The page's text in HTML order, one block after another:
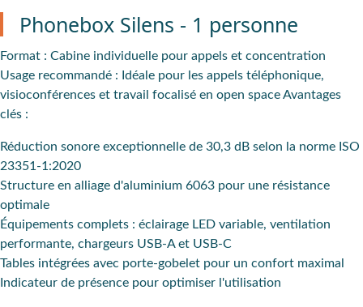
Phonebox Silens - 1 personne
Format : Cabine individuelle pour appels et concentration
Usage recommandé : Idéale pour les appels téléphonique,
visioconférences et travail focalisé en open spaceAvantages
clés :
Réduction sonore exceptionnelle de 30,3 dB selon la norme ISO
23351-1:2020
Structure en alliage d'aluminium 6063 pour une résistance
optimale
Équipements complets : éclairage LED variable, ventilation
performante, chargeurs USB-A et USB-C
Tables intégrées avec porte-gobelet pour un confort maximal
Indicateur de présence pour optimiser l'utilisation